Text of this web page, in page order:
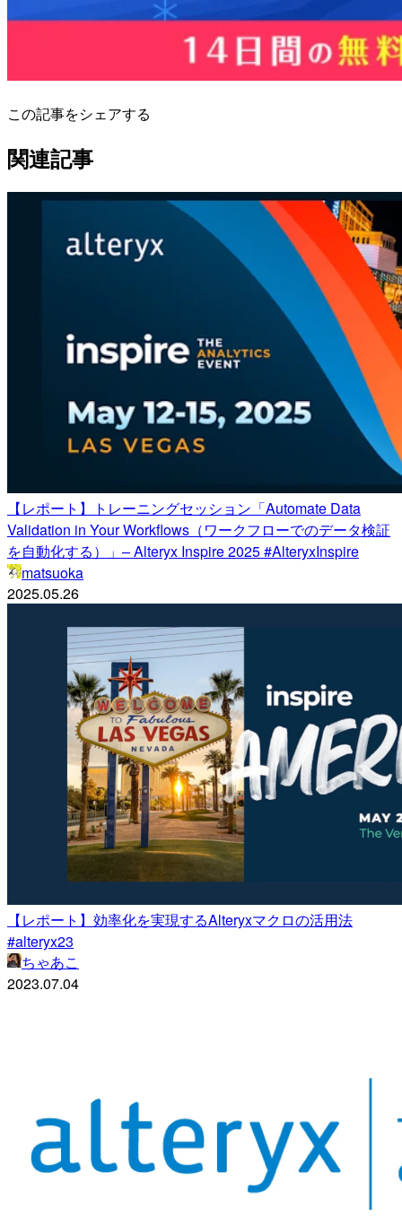
この記事をシェアする
関連記事
【レポート】トレーニングセッション「Automate Data
Validation in Your Workflows（ワークフローでのデータ検証
を自動化する）」– Alteryx Inspire 2025 #AlteryxInspire
matsuoka
2025.05.26
【レポート】効率化を実現するAlteryxマクロの活用法
#alteryx23
ちゃあこ
2023.07.04